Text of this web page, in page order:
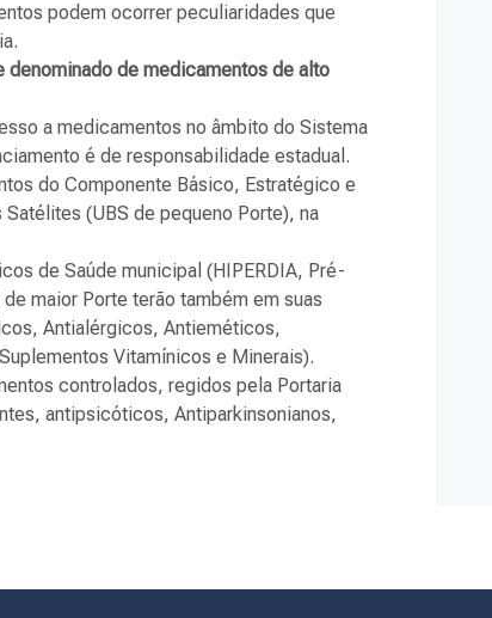
podem ocorrer peculiaridades que
de medicamentos de alto
a medicamentos no âmbito do Sistema
é de responsabilidade estadual.
do Componente Básico, Estratégico e
(UBS de pequeno Porte), na
de Saúde municipal (HIPERDIA, Pré-
maior Porte terão também em suas
Antialérgicos, Antieméticos,
Vitamínicos e Minerais).
controlados, regidos pela Portaria
antipsicóticos, Antiparkinsonianos,